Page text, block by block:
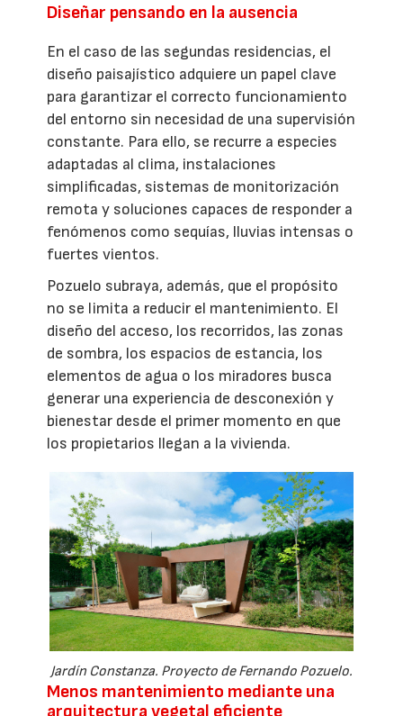
Diseñar pensando en la ausencia
En el caso de las segundas residencias, el
diseño paisajístico adquiere un papel clave
para garantizar el correcto funcionamiento
del entorno sin necesidad de una supervisión
constante. Para ello, se recurre a especies
adaptadas al clima, instalaciones
simplificadas, sistemas de monitorización
remota y soluciones capaces de responder a
fenómenos como sequías, lluvias intensas o
fuertes vientos.
Pozuelo subraya, además, que el propósito
no se limita a reducir el mantenimiento. El
diseño del acceso, los recorridos, las zonas
de sombra, los espacios de estancia, los
elementos de agua o los miradores busca
generar una experiencia de desconexión y
bienestar desde el primer momento en que
los propietarios llegan a la vivienda.
Jardín Constanza. Proyecto de Fernando Pozuelo.
Menos mantenimiento mediante una
arquitectura vegetal eficiente